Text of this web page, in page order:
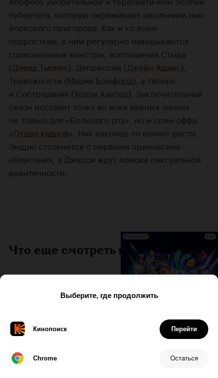
пубертата, которую переживают школьники нью-
йоркского пригорода. Как и ко всем
подросткам, к ним регулярно наведываются
гормональные монстры, воплощения Стыда
(Дэвид Тьюлис), Депрессии (Джейн Адамс),
Тревожности (Мария Бэмфорд), а теперь
и Сострадания (Холли Хантер). Заключительный
сезон поставит точку во всех важных линиях
не только для «Большого рта», но и спин-оффа
«Отдел кадров» . Ник наконец-то начнет расти,
Эндрю столкнется с первыми признаками
облысения, а Джесси ждут поиски сексуальной
идентичности.
Что еще смотреть на Кинопоиске
Кино по пятницам:«Финист. Первый
Странствия добра молодца, собравшие
в прокате два миллиарда рублей